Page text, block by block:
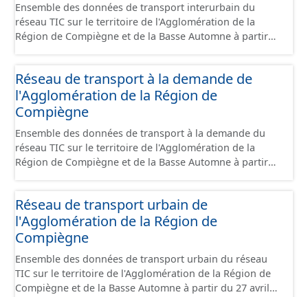
Ensemble des données de transport interurbain du
réseau TIC sur le territoire de l'Agglomération de la
Région de Compiègne et de la Basse Automne à partir
correspond à une spécialisation de la notion normalisée
IFOPT de LIEU D'ARRÊT (STOP PLACE en anglais): lieu
comprenant un ou plusieurs emplacements où les
véhicules peuvent s’arrêter et où les voyageurs peuvent
monter à bord ou descendre des véhicules ou préparer
leur déplacement. Ce type de lieu ne contiendra que des
possibilités d’accès à des véhicules d’un même mode (le
(mais les vocabulaires varient...). Il peut contenir des
ZONES D’EMBARQUEMENT. Dans ce cas, c’est un
regroupement des ZONES D’EMBARQUEMENT dédiées à
un même mode. Si l’information n’est pas disponible, le
LIEU D’ARRÊT Monomodal pourra ne pas référencer de
ZONE D’EMBARQUEMENT. Le LIEU D’ARRÊT Monomodal,
Réseau de transport à la demande de
l'Agglomération de la Région de
Compiègne
Ensemble des données de transport à la demande du
réseau TIC sur le territoire de l'Agglomération de la
Région de Compiègne et de la Basse Automne à partir
théorique de lignes. Le transport à la demande étant
spécifique, le parcours peut-être modifié selon les
demandes de dessertes aux différents arrêts. - le lieux
d'arrêt logique. Il correspond à une spécialisation de la
notion normalisée IFOPT de LIEU D'ARRÊT (STOP PLACE
en anglais): lieu comprenant un ou plusieurs
emplacements où les véhicules peuvent s’arrêter et où
Réseau de transport urbain de
l'Agglomération de la Région de
Compiègne
Ensemble des données de transport urbain du réseau
TIC sur le territoire de l'Agglomération de la Région de
Compiègne et de la Basse Automne à partir du 27 avril